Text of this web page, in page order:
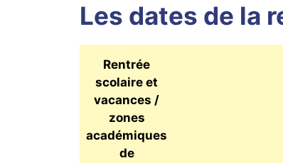
Les dates de la
Rentrée
scolaire et
vacances /
zones
académiques
de